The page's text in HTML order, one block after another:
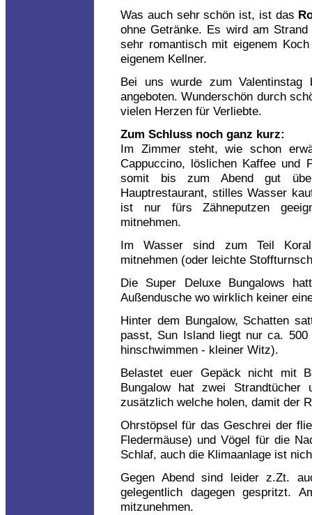
Was auch sehr schön ist, ist das
ohne Getränke. Es wird am
sehr romantisch mit eigenem
eigenem Kellner.
Bei uns wurde zum
angeboten. Wunderschön durch
vielen Herzen für Verliebte.
Zum Schluss noch ganz kurz:
Im Zimmer steht, wie schon
Cappuccino, löslichen Kaffee und
somit bis zum Abend gut
Hauptrestaurant, stilles Wasser
ist nur fürs Zähneputzen
mitnehmen.
Im Wasser sind zum Teil
mitnehmen (oder leichte
Die Super Deluxe Bungalows
Außendusche wo wirklich keiner
Hinter dem Bungalow, Schatten
passt, Sun Island liegt nur ca.
hinschwimmen - kleiner Witz).
Belastet euer Gepäck nicht mit
Bungalow hat zwei
zusätzlich welche holen, damit der
Ohrstöpsel für das Geschrei der
Fledermäuse) und Vögel für die
Schlaf, auch die Klimaanlage ist
Gegen Abend sind leider z.Zt.
gelegentlich dagegen gespritzt.
mitzunehmen.